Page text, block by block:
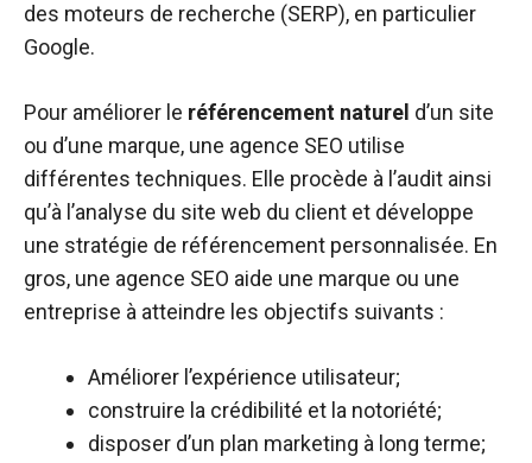
des moteurs de recherche (SERP), en particulier
Google.
Pour améliorer le référencement naturel d’un site
ou d’une marque, une agence SEO utilise
différentes techniques. Elle procède à l’audit ainsi
qu’à l’analyse du site web du client et développe
une stratégie de référencement personnalisée. En
gros, une agence SEO aide une marque ou une
entreprise à atteindre les objectifs suivants :
Améliorer l’expérience utilisateur;
construire la crédibilité et la notoriété;
disposer d’un plan marketing à long terme;